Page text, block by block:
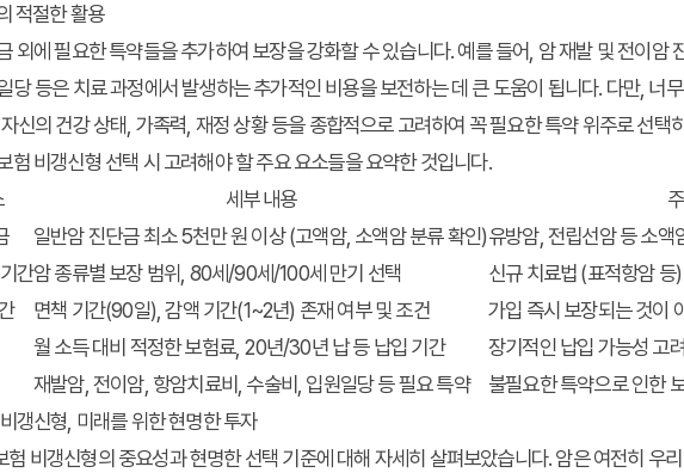
적절한 활용
외에 필요한 특약들을 추가하여 보장을 강화할 수 있습니다. 예를 들어, 암 재발 및 전이암
당 등은 치료 과정에서 발생하는 추가적인 비용을 보전하는 데 큰 도움이 됩니다. 다만, 너
신의 건강 상태, 가족력, 재정 상황 등을 종합적으로 고려하여 꼭 필요한 특약 위주로 선택
험 비갱신형 선택 시 고려해야 할 주요 요소들을 요약한 것입니다.
세부 내용
일반암 진단금 최소 5천만 원 이상 (고액암, 소액암 분류 확인)유방암, 전립선암 등 소액
간암 종류별 보장 범위, 80세/90세/100세 만기 선택
신규 치료법 (표적항암 등
면책 기간(90일), 감액 기간(1~2년) 존재 여부 및 조건
가입 즉시 보장되는 것이
월 소득 대비 적정한 보험료, 20년/30년 납 등 납입 기간
장기적인 납입 가능성 고
재발암, 전이암, 항암치료비, 수술비, 입원일당 등 필요 특약
불필요한 특약으로 인한
갱신형, 미래를 위한 현명한 투자
험 비갱신형의 중요성과 현명한 선택 기준에 대해 자세히 살펴보았습니다. 암은 여전히 우